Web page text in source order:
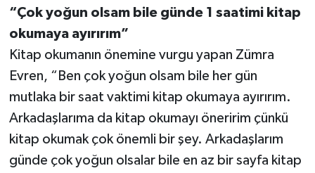
“Çok yoğun olsam bile günde 1 saatimi kitap
okumaya ayırırım”
Kitap okumanın önemine vurgu yapan Zümra
Evren, “Ben çok yoğun olsam bile her gün
mutlaka bir saat vaktimi kitap okumaya ayırırım.
Arkadaşlarıma da kitap okumayı öneririm çünkü
kitap okumak çok önemli bir şey. Arkadaşlarım
günde çok yoğun olsalar bile en az bir sayfa kitap